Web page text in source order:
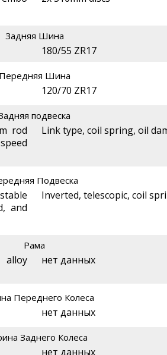
Задняя Шина
180/55 ZR17
Передняя Шина
120/70 ZR17
подвеска
rod
Link type, coil spring, oil
Подвеска
and
Inverted, telescopic, coil
Рама
alloy
нет данных
Переднего Колеса
нет данных
Заднего Колеса
нет данных